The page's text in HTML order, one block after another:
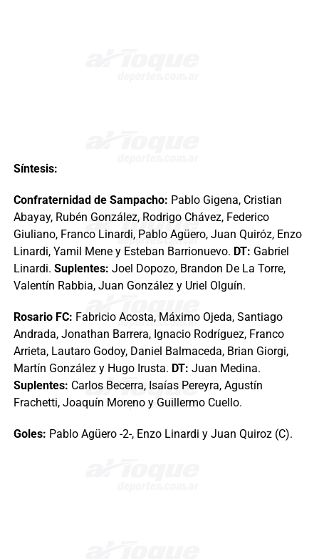
Síntesis:
Confraternidad de Sampacho: Pablo Gigena, Cristian
Abayay, Rubén González, Rodrigo Chávez, Federico
Giuliano, Franco Linardi, Pablo Agüero, Juan Quiróz, Enzo
Linardi, Yamil Mene y Esteban Barrionuevo. DT: Gabriel
Linardi. Suplentes: Joel Dopozo, Brandon De La Torre,
Valentín Rabbia, Juan González y Uriel Olguín.
Rosario FC: Fabricio Acosta, Máximo Ojeda, Santiago
Andrada, Jonathan Barrera, Ignacio Rodríguez, Franco
Arrieta, Lautaro Godoy, Daniel Balmaceda, Brian Giorgi,
Martín González y Hugo Irusta. DT: Juan Medina.
Suplentes: Carlos Becerra, Isaías Pereyra, Agustín
Frachetti, Joaquín Moreno y Guillermo Cuello.
Goles: Pablo Agüero -2-, Enzo Linardi y Juan Quiroz (C).